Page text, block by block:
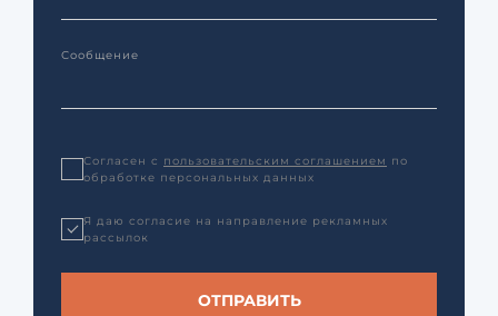
Согласен с пользовательским соглашением по
обработке персональных данных
Я даю согласие на направление рекламных
рассылок